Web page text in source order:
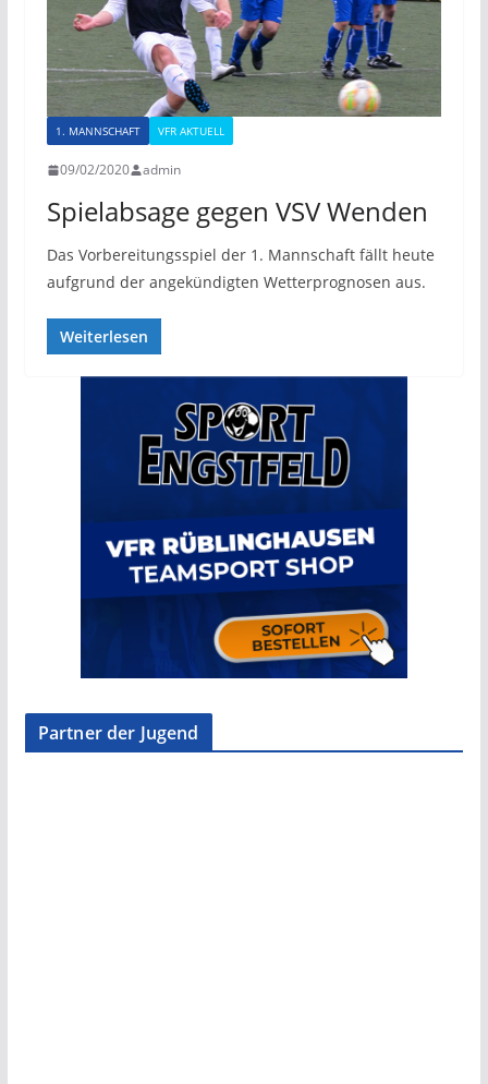
1. MANNSCHAFT VFR AKTUELL
09/02/2020 admin
Spielabsage gegen VSV Wenden
Das Vorbereitungsspiel der 1. Mannschaft fällt heute
aufgrund der angekündigten Wetterprognosen aus.
Weiterlesen
Partner der Jugend